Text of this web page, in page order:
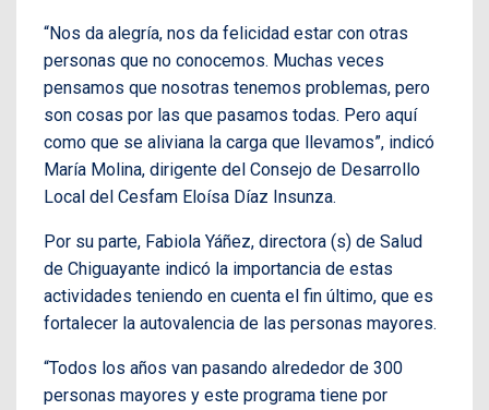
“Nos da alegría, nos da felicidad estar con otras
personas que no conocemos. Muchas veces
pensamos que nosotras tenemos problemas, pero
son cosas por las que pasamos todas. Pero aquí
como que se aliviana la carga que llevamos”, indicó
María Molina, dirigente del Consejo de Desarrollo
Local del Cesfam Eloísa Díaz Insunza.
Por su parte, Fabiola Yáñez, directora (s) de Salud
de Chiguayante indicó la importancia de estas
actividades teniendo en cuenta el fin último, que es
fortalecer la autovalencia de las personas mayores.
“Todos los años van pasando alrededor de 300
personas mayores y este programa tiene por